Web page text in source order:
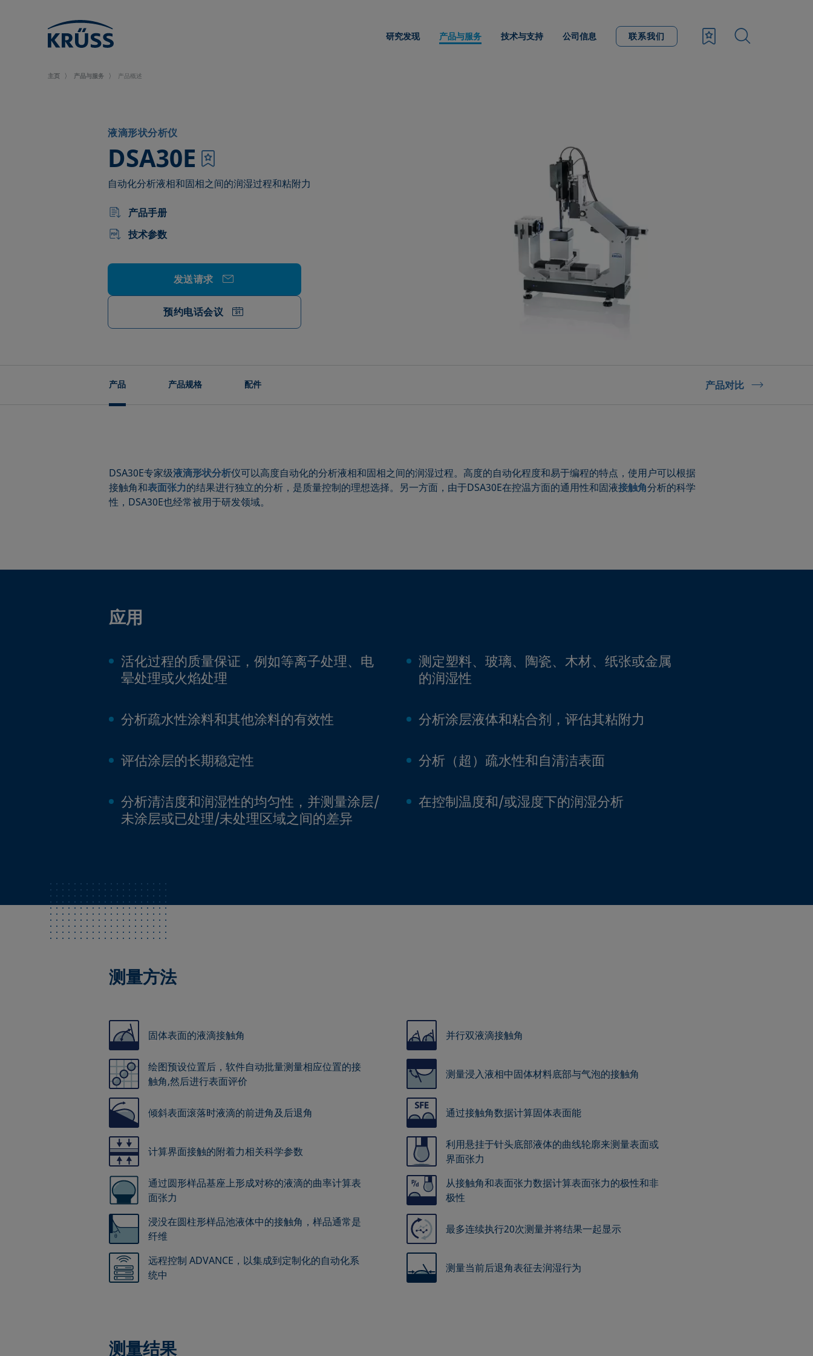
研究发现 产品与服务 技术与支持 公司信息 联系我们
主页 产品与服务 产品概述
液滴形状分析仪
DSA30E
–
自动化分析液相和固相之间的润湿过程和粘附力
产品手册
技术参数
发送请求
预约电话会议
产品 产品规格 配件 产品对比
DSA30E专家级液滴形状分析仪可以高度自动化的分析液相和固相之间的润湿过程。高度的自动化程度和易于编程的特点，使用户可以根据
接触角和表面张力的结果进行独立的分析，是质量控制的理想选择。另一方面，由于DSA30E在控温方面的通用性和固液接触角分析的科学
性，DSA30E也经常被用于研发领域。
应用
活化过程的质量保证，例如等离子处理、电
晕处理或火焰处理
测定塑料、玻璃、陶瓷、木材、纸张或金属
的润湿性
分析疏水性涂料和其他涂料的有效性 分析涂层液体和粘合剂，评估其粘附力
评估涂层的长期稳定性 分析（超）疏水性和自清洁表面
分析清洁度和润湿性的均匀性，并测量涂层/
未涂层或已处理/未处理区域之间的差异
在控制温度和/或湿度下的润湿分析
测量方法
固体表面的液滴接触角 并行双液滴接触角
绘图预设位置后，软件自动批量测量相应位置的接
触角,然后进行表面评价
测量浸入液相中固体材料底部与气泡的接触角
倾斜表面滚落时液滴的前进角及后退角 通过接触角数据计算固体表面能
计算界面接触的附着力相关科学参数
利用悬挂于针头底部液体的曲线轮廓来测量表面或
界面张力
通过圆形样品基座上形成对称的液滴的曲率计算表
面张力
从接触角和表面张力数据计算表面张力的极性和非
极性
浸没在圆柱形样品池液体中的接触角，样品通常是
纤维
最多连续执行20次测量并将结果一起显示
远程控制 ADVANCE，以集成到定制化的自动化系
统中
测量当前后退角表征去润湿行为
测量结果